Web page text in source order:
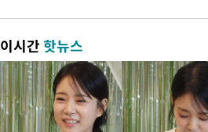
이시간핫뉴스